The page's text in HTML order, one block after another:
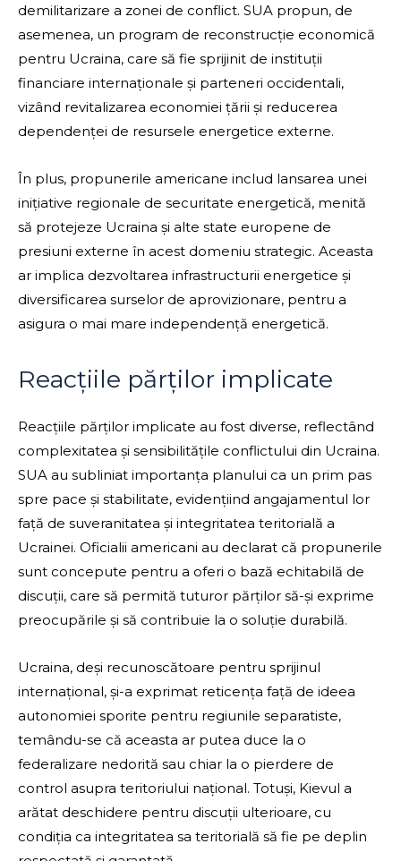
demilitarizare a zonei de conflict. SUA propun, de
asemenea, un program de reconstrucție economică
pentru Ucraina, care să fie sprijinit de instituții
financiare internaționale și parteneri occidentali,
vizând revitalizarea economiei țării și reducerea
dependenței de resursele energetice externe.
În plus, propunerile americane includ lansarea unei
inițiative regionale de securitate energetică, menită
să protejeze Ucraina și alte state europene de
presiuni externe în acest domeniu strategic. Aceasta
ar implica dezvoltarea infrastructurii energetice și
diversificarea surselor de aprovizionare, pentru a
asigura o mai mare independență energetică.
Reacțiile părților implicate
Reacțiile părților implicate au fost diverse, reflectând
complexitatea și sensibilitățile conflictului din Ucraina.
SUA au subliniat importanța planului ca un prim pas
spre pace și stabilitate, evidențiind angajamentul lor
față de suveranitatea și integritatea teritorială a
Ucrainei. Oficialii americani au declarat că propunerile
sunt concepute pentru a oferi o bază echitabilă de
discuții, care să permită tuturor părților să-și exprime
preocupările și să contribuie la o soluție durabilă.
Ucraina, deși recunoscătoare pentru sprijinul
internațional, și-a exprimat reticența față de ideea
autonomiei sporite pentru regiunile separatiste,
temându-se că aceasta ar putea duce la o
federalizare nedorită sau chiar la o pierdere de
control asupra teritoriului național. Totuși, Kievul a
arătat deschidere pentru discuții ulterioare, cu
condiția ca integritatea sa teritorială să fie pe deplin